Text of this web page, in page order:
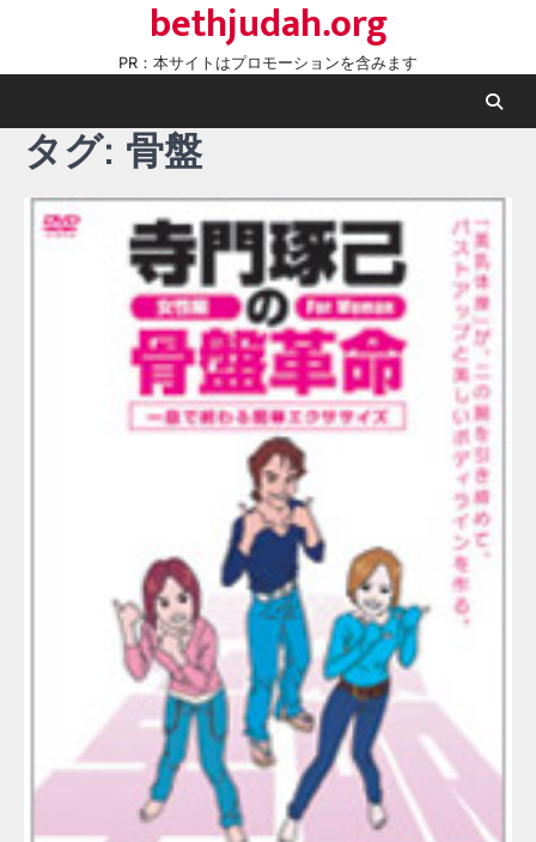
content
bethjudah.org
PR：本サイトはプロモーションを含みます
タグ: 骨盤